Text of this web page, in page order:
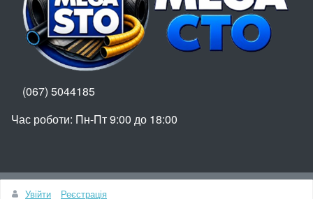
(067) 5044185
Час роботи: Пн-Пт 9:00 до 18:00
ВгоруУвійти Реєстрація